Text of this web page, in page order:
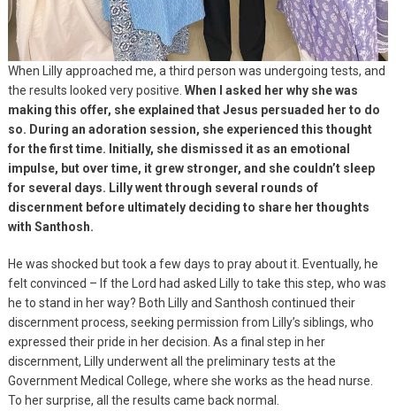
When Lilly approached me, a third person was undergoing tests, and
the results looked very positive. When I asked her why she was
making this offer, she explained that Jesus persuaded her to do
so. During an adoration session, she experienced this thought
for the first time. Initially, she dismissed it as an emotional
impulse, but over time, it grew stronger, and she couldn’t sleep
for several days. Lilly went through several rounds of
discernment before ultimately deciding to share her thoughts
with Santhosh.
He was shocked but took a few days to pray about it. Eventually, he
felt convinced – If the Lord had asked Lilly to take this step, who was
he to stand in her way? Both Lilly and Santhosh continued their
discernment process, seeking permission from Lilly’s siblings, who
expressed their pride in her decision. As a final step in her
discernment, Lilly underwent all the preliminary tests at the
Government Medical College, where she works as the head nurse.
To her surprise, all the results came back normal.